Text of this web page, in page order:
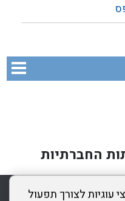
לצורך תפעול
החברתיות
צור קשר
כותר ראשון